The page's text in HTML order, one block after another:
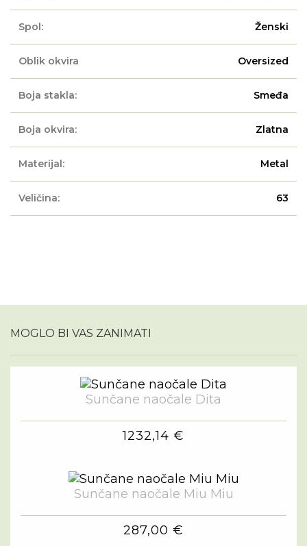
Spol: Ženski
Oblik okvira Oversized
Boja stakla: Smeđa
Boja okvira: Zlatna
Materijal: Metal
Veličina: 63
MOGLO BI VAS ZANIMATI
Sunčane naočale Dita
1232,14 €
Sunčane naočale Miu Miu
287,00 €